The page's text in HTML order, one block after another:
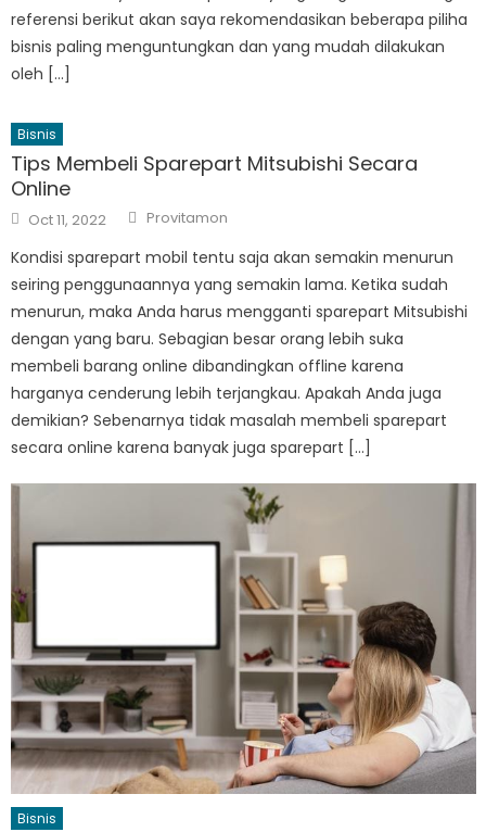
referensi berikut akan saya rekomendasikan beberapa piliha
bisnis paling menguntungkan dan yang mudah dilakukan
oleh […]
Bisnis
Tips Membeli Sparepart Mitsubishi Secara
Online
Posted
on
Oct 11, 2022 Author
Provitamon
Kondisi sparepart mobil tentu saja akan semakin menurun
seiring penggunaannya yang semakin lama. Ketika sudah
menurun, maka Anda harus mengganti sparepart Mitsubishi
dengan yang baru. Sebagian besar orang lebih suka
membeli barang online dibandingkan offline karena
harganya cenderung lebih terjangkau. Apakah Anda juga
demikian? Sebenarnya tidak masalah membeli sparepart
secara online karena banyak juga sparepart […]
Bisnis